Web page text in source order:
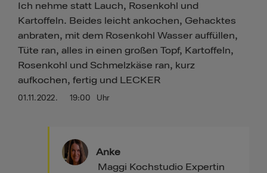
01.11.2022. 19:00 Uhr
Ich nehme statt Lauch, Rosenkohl und
Kartoffeln. Beides leicht ankochen, Gehacktes
anbraten, mit dem Rosenkohl Wasser auffüllen,
Tüte ran, alles in einen großen Topf, Kartoffeln,
Rosenkohl und Schmelzkäse ran, kurz
aufkochen, fertig und LECKER
Anke
Maggi Kochstudio Expertin